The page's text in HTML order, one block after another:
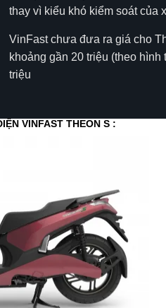
thay vì kiểu khó kiểm soát của
VinFast chưa đưa ra giá cho
khoảng gần 20 triệu (theo
triệu
VINFAST THEON S :